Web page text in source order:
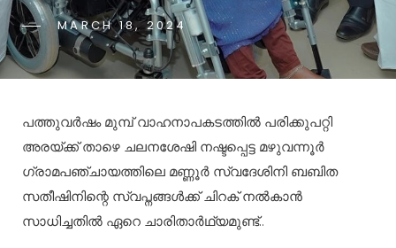
MARCH 18, 2024
പത്തുവർഷം മുമ്പ് വാഹനാപകടത്തിൽ പരിക്കുപറ്റി
അരയ്ക്ക് താഴെ ചലനശേഷി നഷ്ടപ്പെട്ട മഴുവന്നൂർ
ഗ്രാമപഞ്ചായത്തിലെ മണ്ണൂർ സ്വദേശിനി ബബിത
സതീഷിനിന്റെ സ്വപ്നങ്ങൾക്ക് ചിറക് നൽകാൻ
സാധിച്ചതിൽ ഏറെ ചാരിതാർഥ്യമുണ്ട്..